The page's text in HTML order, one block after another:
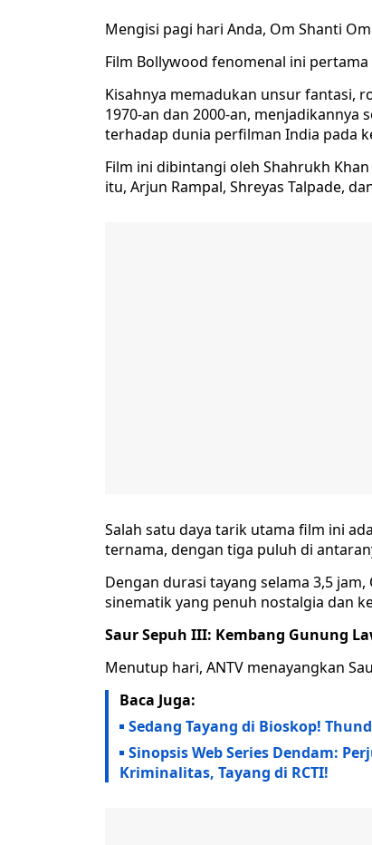
Mengisi pagi hari Anda, Om Shanti
Film Bollywood fenomenal ini
Kisahnya memadukan unsur fantasi,
1970-an dan 2000-an,
terhadap dunia perfilman India pada
Film ini dibintangi oleh Shahrukh
itu, Arjun Rampal, Shreyas Talpade,
Salah satu daya tarik utama film ini
ternama, dengan tiga puluh di
Dengan durasi tayang selama 3,5
sinematik yang penuh nostalgia dan
Saur Sepuh III: Kembang Gunung
Menutup hari, ANTV menayangkan
Baca Juga:
Sedang Tayang di Bioskop!
Sinopsis Web Series Dendam:
Kriminalitas, Tayang di RCTI!